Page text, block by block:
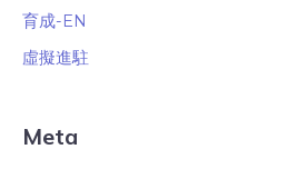
育成-EN
虛擬進駐
Meta